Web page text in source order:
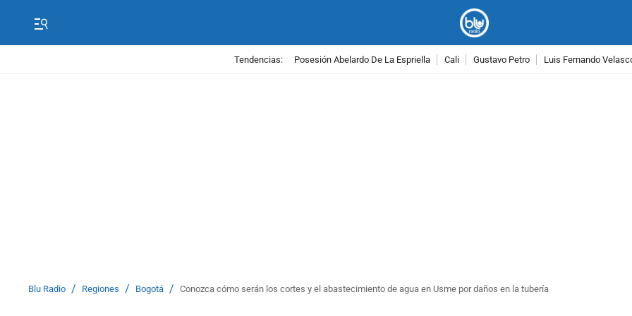
Tendencias: Posesión Abelardo De La Espriella Cali Gustavo Petro Luis Fernando
Blu Radio / Regiones / Bogotá / Conozca cómo serán los cortes y el abastecimiento de agua en Usme por daños en la tubería